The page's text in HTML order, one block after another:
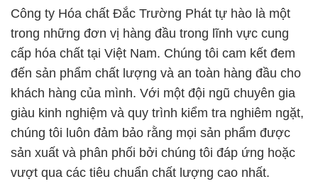
Công ty Hóa chất Đắc Trường Phát tự hào là một
trong những đơn vị hàng đầu trong lĩnh vực cung
cấp hóa chất tại Việt Nam. Chúng tôi cam kết đem
đến sản phẩm chất lượng và an toàn hàng đầu cho
khách hàng của mình. Với một đội ngũ chuyên gia
giàu kinh nghiệm và quy trình kiểm tra nghiêm ngặt,
chúng tôi luôn đảm bảo rằng mọi sản phẩm được
sản xuất và phân phối bởi chúng tôi đáp ứng hoặc
vượt qua các tiêu chuẩn chất lượng cao nhất.